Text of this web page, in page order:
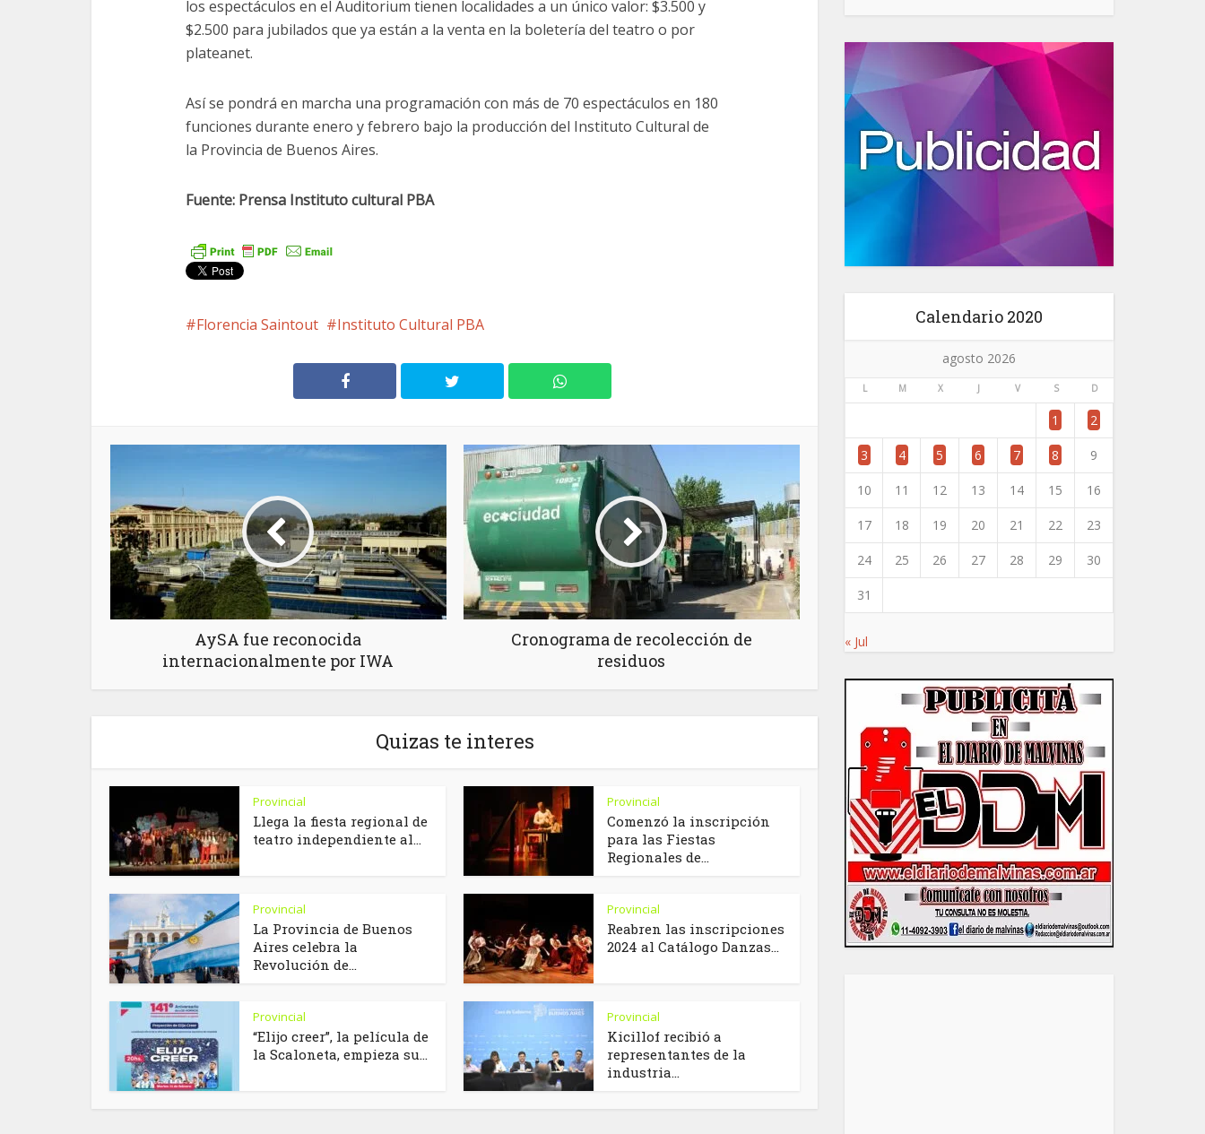
los espectáculos en el Auditorium tienen localidades a un único valor: $3.500 y
$2.500 para jubilados que ya están a la venta en la boletería del teatro o por
plateanet.
Así se pondrá en marcha una programación con más de 70 espectáculos en 180
funciones durante enero y febrero bajo la producción del Instituto Cultural de
la Provincia de Buenos Aires.
Fuente: Prensa Instituto cultural PBA
Florencia Saintout Instituto Cultural PBA
AySA fue reconocida
internacionalmente por IWA
Cronograma de recolección de
residuos
Quizas te interes
Provincial
Llega la fiesta regional de
teatro independiente al...
Provincial
Comenzó la inscripción
para las Fiestas
Regionales de...
Provincial
La Provincia de Buenos
Aires celebra la
Revolución de...
Provincial
Reabren las inscripciones
2024 al Catálogo Danzas...
Provincial
“Elijo creer”, la película de
la Scaloneta, empieza su...
Provincial
Kicillof recibió a
representantes de la
industria...
Calendario 2020
agosto 2026
L M X J V S D
1 2
3 4 5 6 7 8 9
10 11 12 13 14 15 16
17 18 19 20 21 22 23
24 25 26 27 28 29 30
31
« Jul